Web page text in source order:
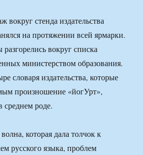
стенда издательства
на протяжении всей ярмарки.
вокруг списка
министерством образования.
словаря издательства, которые
произношение «йогУрт»,
среднем роде.
которая дала толчок к
русского языка, проблем